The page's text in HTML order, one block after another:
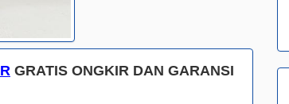
GRATIS ONGKIR DAN GARANSI